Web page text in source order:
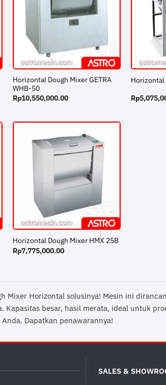
Horizontal Dough Mixer GETRA
WHB-50
Rp10,550,000.00
Horizontal
Rp
Horizontal Dough Mixer HMX 25B
Rp7,775,000.00
Mixer Horizontal solusinya! Mesin ini
besar, hasil merata, ideal untuk
Dapatkan penawarannya!
SALES &